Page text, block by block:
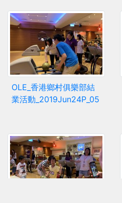
OLE_香港鄉村俱樂部結
業活動_2019Jun24P_05